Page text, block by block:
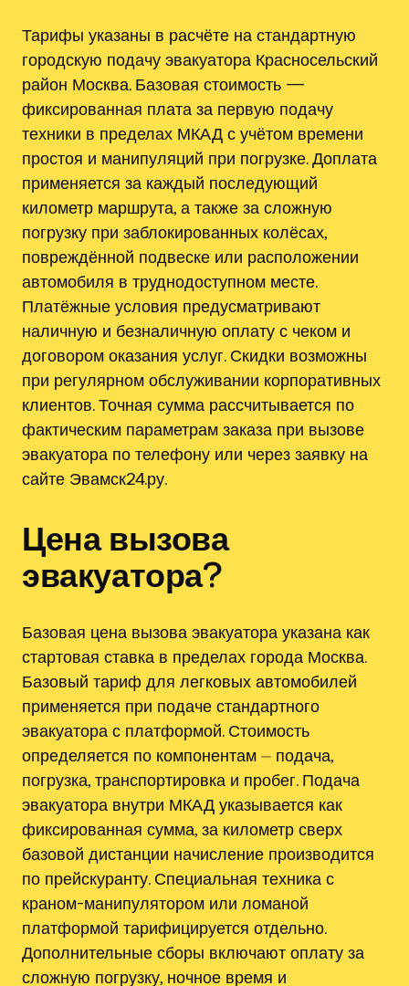
Тарифы указаны в расчёте на стандартную
городскую подачу эвакуатора Красносельский
район Москва. Базовая стоимость —
фиксированная плата за первую подачу
техники в пределах МКАД с учётом времени
простоя и манипуляций при погрузке. Доплата
применяется за каждый последующий
километр маршрута, а также за сложную
погрузку при заблокированных колёсах,
повреждённой подвеске или расположении
автомобиля в труднодоступном месте.
Платёжные условия предусматривают
наличную и безналичную оплату с чеком и
договором оказания услуг. Скидки возможны
при регулярном обслуживании корпоративных
клиентов. Точная сумма рассчитывается по
фактическим параметрам заказа при вызове
эвакуатора по телефону или через заявку на
сайте Эвамск24.ру.
Цена вызова
эвакуатора?
Базовая цена вызова эвакуатора указана как
стартовая ставка в пределах города Москва.
Базовый тариф для легковых автомобилей
применяется при подаче стандартного
эвакуатора с платформой. Стоимость
определяется по компонентам ⏤ подача,
погрузка, транспортировка и пробег. Подача
эвакуатора внутри МКАД указывается как
фиксированная сумма, за километр сверх
базовой дистанции начисление производится
по прейскуранту. Специальная техника с
краном-манипулятором или ломаной
платформой тарифицируется отдельно.
Дополнительные сборы включают оплату за
сложную погрузку, ночное время и